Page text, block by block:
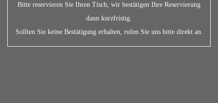
Bitte reservieren Sie Ihren Tisch, wir bestätigen Ihre Reservierung
dann kurzfristig.
Sollten Sie keine Bestätigung erhalten, rufen Sie uns bitte direkt an.